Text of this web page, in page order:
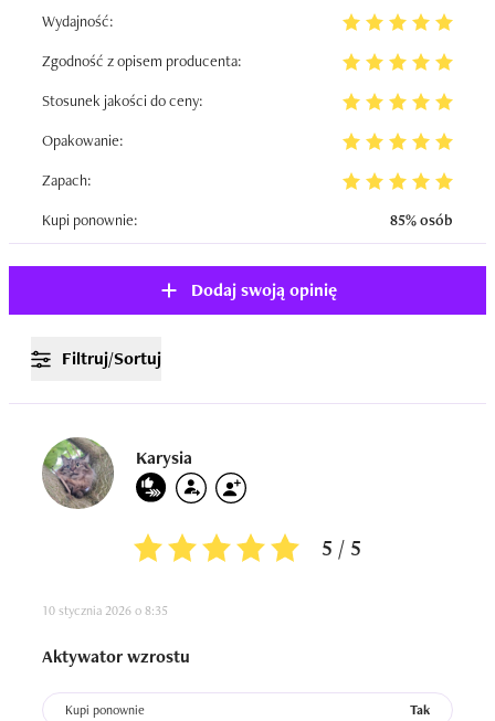
Wydajność:
Zgodność z opisem producenta:
Stosunek jakości do ceny:
Opakowanie:
Zapach:
Kupi ponownie:
85% osób
Dodaj swoją opinię
Filtruj/Sortuj
Karysia
5 / 5
10 stycznia 2026 o 8:35
Aktywator wzrostu
Kupi ponownie Tak